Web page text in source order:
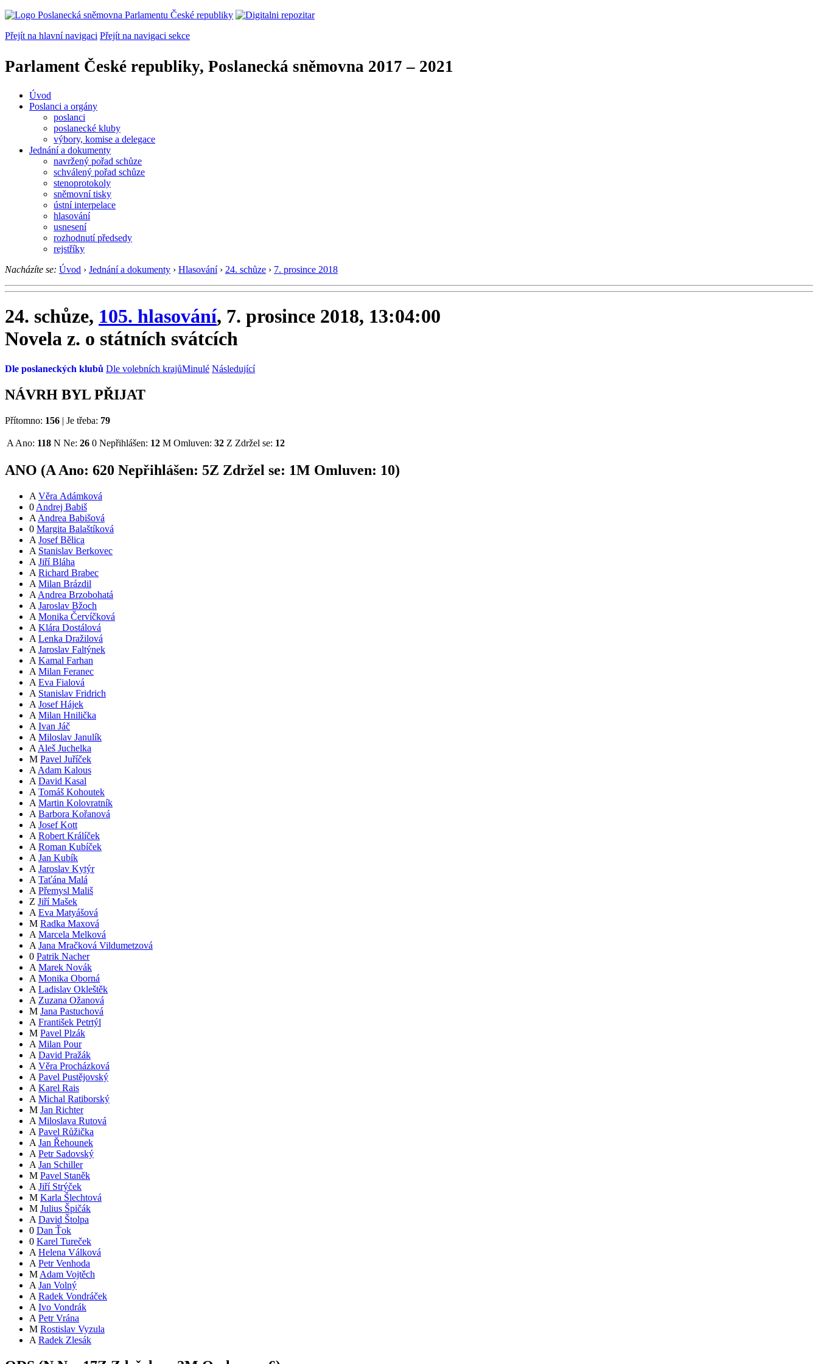
Přejít na hlavní navigaci Přejít na navigaci sekce
Parlament České republiky, Poslanecká sněmovna 2017 – 2021
Úvod
Poslanci a orgány
poslanci
poslanecké kluby
výbory, komise a delegace
Jednání a dokumenty
navržený pořad schůze
schválený pořad schůze
stenoprotokoly
sněmovní tisky
ústní interpelace
hlasování
usnesení
rozhodnutí předsedy
rejstříky
Nacházíte se: Úvod › Jednání a dokumenty › Hlasování › 24. schůze › 7. prosince 2018
24. schůze, 105. hlasování, 7. prosince 2018, 13:04:00
Novela z. o státních svátcích
Dle poslaneckých klubů Dle volebních krajůMinulé Následující
NÁVRH BYL PŘIJAT
Přítomno: 156 | Je třeba: 79
A Ano: 118 N Ne: 26 0 Nepřihlášen: 12 M Omluven: 32 Z Zdržel se: 12
ANO (AAno: 620 Nepřihlášen: 5Z Zdržel se: 1M Omluven: 10)
A Věra Adámková
0 Andrej Babiš
A Andrea Babišová
0 Margita Balaštíková
A Josef Bělica
A Stanislav Berkovec
A Jiří Bláha
A Richard Brabec
A Milan Brázdil
A Andrea Brzobohatá
A Jaroslav Bžoch
A Monika Červíčková
A Klára Dostálová
A Lenka Dražilová
A Jaroslav Faltýnek
A Kamal Farhan
A Milan Feranec
A Eva Fialová
A Stanislav Fridrich
A Josef Hájek
A Milan Hnilička
A Ivan Jáč
A Miloslav Janulík
A Aleš Juchelka
M Pavel Juříček
A Adam Kalous
A David Kasal
A Tomáš Kohoutek
A Martin Kolovratník
A Barbora Kořanová
A Josef Kott
A Robert Králíček
A Roman Kubíček
A Jan Kubík
A Jaroslav Kytýr
A Taťána Malá
A Přemysl Mališ
Z Jiří Mašek
A Eva Matyášová
M Radka Maxová
A Marcela Melková
A Jana Mračková Vildumetzová
0 Patrik Nacher
A Marek Novák
A Monika Oborná
A Ladislav Okleštěk
A Zuzana Ožanová
M Jana Pastuchová
A František Petrtýl
M Pavel Plzák
A Milan Pour
A David Pražák
A Věra Procházková
A Pavel Pustějovský
A Karel Rais
A Michal Ratiborský
M Jan Richter
A Miloslava Rutová
A Pavel Růžička
A Jan Řehounek
A Petr Sadovský
A Jan Schiller
M Pavel Staněk
A Jiří Strýček
M Karla Šlechtová
M Julius Špičák
A David Štolpa
0 Dan Ťok
0 Karel Tureček
A Helena Válková
A Petr Venhoda
M Adam Vojtěch
A Jan Volný
A Radek Vondráček
A Ivo Vondrák
A Petr Vrána
M Rostislav Vyzula
A Radek Zlesák